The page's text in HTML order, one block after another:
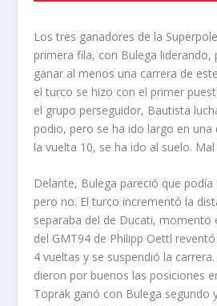
Los tres ganadores de la
primera fila, con Bulega liderando,
ganar al menos una carrera de
el turco se hizo con el primer
el grupo perseguidor, Bautista
podio, pero se ha ido largo en una
la vuelta 10, se ha ido al suelo.
Delante, Bulega pareció que
pero no. El turco incrementó la
separaba del de Ducati, momento
del GMT94 de Philipp Oettl
4 vueltas y se suspendió la
dieron por buenos las posiciones
Toprak ganó con Bulega segundo